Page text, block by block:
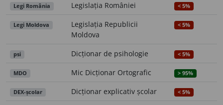
Legi România Legislația României < 5%
Legi Moldova
Legislația Republicii
Moldova
< 5%
psi Dicționar de psihologie < 5%
MDO Mic Dicționar Ortografic > 95%
DEX-școlar Dicționar explicativ școlar < 5%